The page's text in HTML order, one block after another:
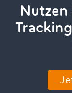
Nutzen